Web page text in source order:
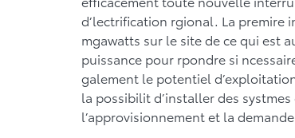
d’lectrification rgional. La
mgawatts sur le site de ce qui est
puissance pour rpondre si
galement le potentiel
la possibilit d’installer des
l’approvisionnement et la